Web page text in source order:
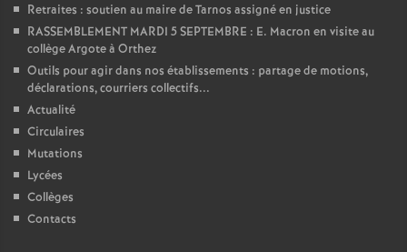
Retraites : soutien au maire de Tarnos assigné en justice
RASSEMBLEMENT MARDI 5 SEPTEMBRE : E. Macron en visite au
collège Argote à Orthez
Outils pour agir dans nos établissements : partage de motions,
déclarations, courriers collectifs...
Actualité
Circulaires
Mutations
Lycées
Collèges
Contacts